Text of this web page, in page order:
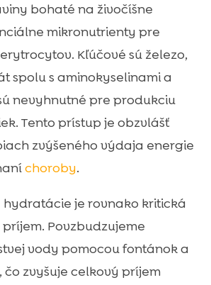
bohaté na živočíšne
mikronutrienty pre
Kľúčové sú železo,
spolu s aminokyselinami a
nevyhnutné pre produkciu
Tento prístup je obzvlášť
zvýšeného výdaja energie
choroby.
je rovnako kritická
Povzbudzujeme
vody pomocou fontánok a
čo zvyšuje celkový príjem